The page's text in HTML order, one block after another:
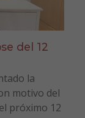
del 12
la
motivo del
próximo 12